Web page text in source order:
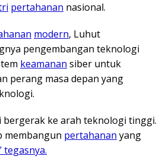
pertahanan nasional.
modern, Luhut
pengembangan teknologi
keamanan siber untuk
perang masa depan yang
bergerak ke arah teknologi tinggi.
membangun pertahanan yang
tegasnya.